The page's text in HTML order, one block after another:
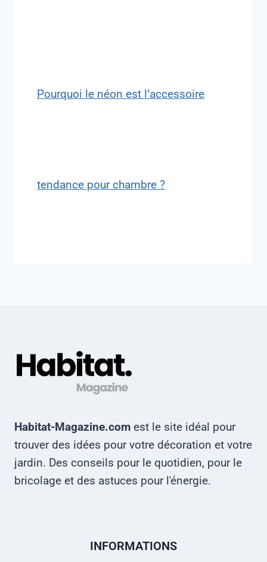
Pourquoi le néon est l’accessoire
tendance pour chambre ?
Habitat-Magazine.com est le site idéal pour
trouver des idées pour votre décoration et votre
jardin. Des conseils pour le quotidien, pour le
bricolage et des astuces pour l'énergie.
INFORMATIONS